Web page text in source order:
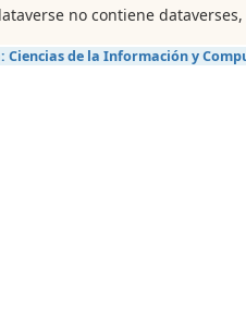
no contiene
Ciencias de la Información y